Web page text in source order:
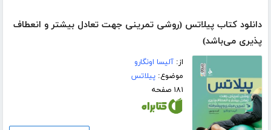
دانلود کتاب پیلاتس (روشی تمرینی جهت تعادل بیشتر و انعطاف
پذیری می‌باشد)
از:آلیسا اونگارو
موضوع:پیلاتس
۱۸۱ صفحه